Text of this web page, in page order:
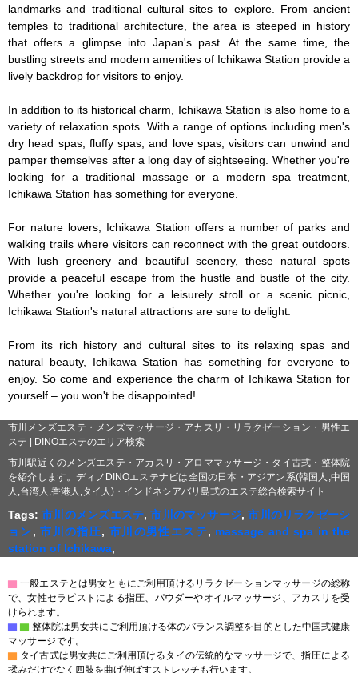
landmarks and traditional cultural sites to explore. From ancient
temples to traditional architecture, the area is steeped in history
that offers a glimpse into Japan's past. At the same time, the
bustling streets and modern amenities of Ichikawa Station provide a
lively backdrop for visitors to enjoy.
In addition to its historical charm, Ichikawa Station is also home to a
variety of relaxation spots. With a range of options including men's
dry head spas, fluffy spas, and love spas, visitors can unwind and
pamper themselves after a long day of sightseeing. Whether you're
looking for a traditional massage or a modern spa treatment,
Ichikawa Station has something for everyone.
For nature lovers, Ichikawa Station offers a number of parks and
walking trails where visitors can reconnect with the great outdoors.
With lush greenery and beautiful scenery, these natural spots
provide a peaceful escape from the hustle and bustle of the city.
Whether you're looking for a leisurely stroll or a scenic picnic,
Ichikawa Station's natural attractions are sure to delight.
From its rich history and cultural sites to its relaxing spas and
natural beauty, Ichikawa Station has something for everyone to
enjoy. So come and experience the charm of Ichikawa Station for
yourself – you won't be disappointed!
市川メンズエステ・メンズマッサージ・アカスリ・リラクゼーション・男性エ
ステ | DINOエステのエリア検索
市川駅近くのメンズエステ・アカスリ・アロママッサージ・タイ古式・整体院
を紹介します。ディノDINOエステナビは全国の日本・アジアン系(韓国人,中国
人,台湾人,香港人,タイ人)・インドネシアバリ島式のエステ総合検索サイト
Tags:市川のメンズエステ,市川のマッサージ,市川のリラクゼーシ
ョン,市川の指圧, 市川の男性エステ, massage and spa in the
station of Ichikawa,
▇ 一般エステとは男女ともにご利用頂けるリラクゼーションマッサージの総称
で、女性セラピストによる指圧、パウダーやオイルマッサージ、アカスリを受
けられます。
▇ ▇ 整体院は男女共にご利用頂ける体のバランス調整を目的とした中国式健康
マッサージです。
▇ タイ古式は男女共にご利用頂けるタイの伝統的なマッサージで、指圧による
揉みだけでなく四肢を曲げ伸ばすストレッチも行います。